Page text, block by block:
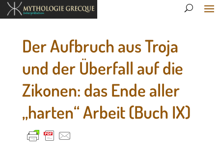
Der Aufbruch aus Troja
und der Überfall auf die
Zikonen: das Ende aller
„harten“ Arbeit (Buch IX)